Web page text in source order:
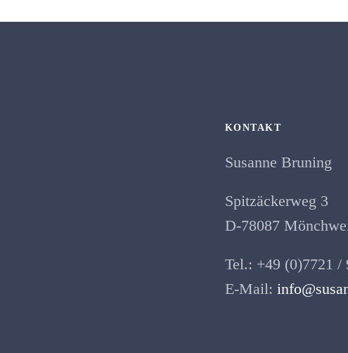
KONTAKT
Susanne Bruning
Spitzäckerweg 3
D-78087
Tel.: +49 (0)7721 /
E-Mail: